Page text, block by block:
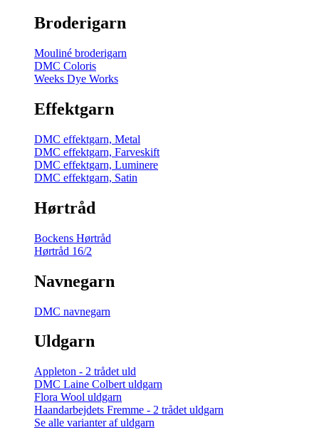
Broderigarn
Mouliné broderigarn
DMC Coloris
Weeks Dye Works
Effektgarn
DMC effektgarn, Metal
DMC effektgarn, Farveskift
DMC effektgarn, Luminere
DMC effektgarn, Satin
Hørtråd
Bockens Hørtråd
Hørtråd 16/2
Navnegarn
DMC navnegarn
Uldgarn
Appleton - 2 trådet uld
DMC Laine Colbert uldgarn
Flora Wool uldgarn
Haandarbejdets Fremme - 2 trådet uldgarn
Se alle varianter af uldgarn